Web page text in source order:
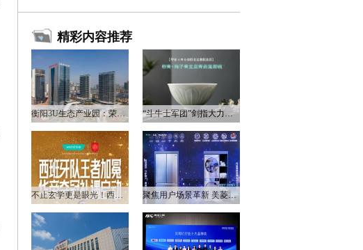
精彩内容推荐
衡阳3U生态产业园：荣电集团的政企合作新答卷 “斗牛士军团”剑指大力神杯，华帝以“一瓷一金”静候荣光
不止玄学更是眼光！西班牙队夺冠，华帝火速官宣启动兑奖福利 聚焦用户场景革新 美菱产品创新打造差异化居家体验